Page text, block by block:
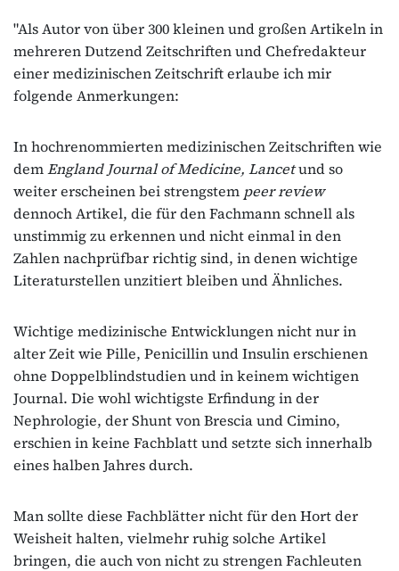
"Als Autor von über 300 kleinen und großen Artikeln in
mehreren Dutzend Zeitschriften und Chefredakteur
einer medizinischen Zeitschrift erlaube ich mir
folgende Anmerkungen:
In hochrenommierten medizinischen Zeitschriften wie
demEngland Journal of Medicine, Lancetund so
weiter erscheinen bei strengstem peer review
dennoch Artikel, die für den Fachmann schnell als
unstimmig zu erkennen und nicht einmal in den
Zahlen nachprüfbar richtig sind, in denen wichtige
Literaturstellen unzitiert bleiben und Ähnliches.
Wichtige medizinische Entwicklungen nicht nur in
alter Zeit wie Pille, Penicillin und Insulin erschienen
ohne Doppelblindstudien und in keinem wichtigen
Journal. Die wohl wichtigste Erfindung in der
Nephrologie, der Shunt von Brescia und Cimino,
erschien in keine Fachblatt und setzte sich innerhalb
eines halben Jahres durch.
Man sollte diese Fachblätter nicht für den Hort der
Weisheit halten, vielmehr ruhig solche Artikel
bringen, die auch von nicht zu strengen Fachleuten